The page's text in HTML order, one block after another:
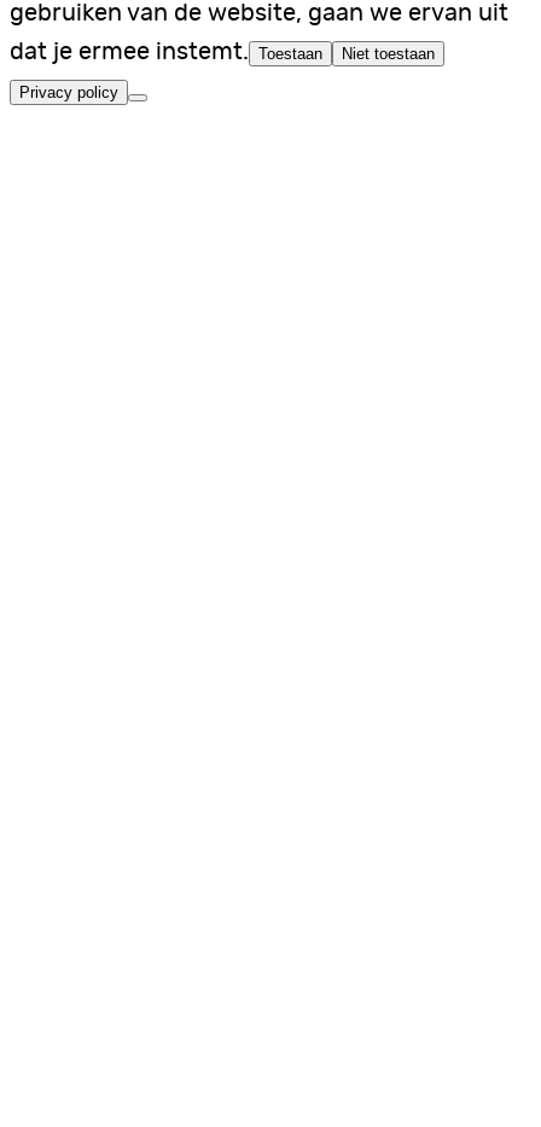
gebruiken van de website, gaan we ervan uit
dat je ermee instemt. Toestaan Niet toestaan
Privacy policy